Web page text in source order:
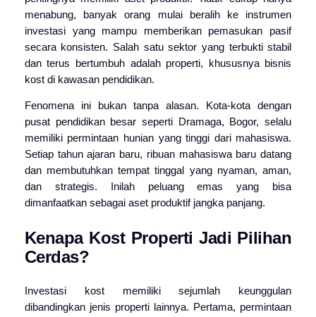
menabung, banyak orang mulai beralih ke instrumen
investasi yang mampu memberikan pemasukan pasif
secara konsisten. Salah satu sektor yang terbukti stabil
dan terus bertumbuh adalah properti, khususnya bisnis
kost di kawasan pendidikan.
Fenomena ini bukan tanpa alasan. Kota-kota dengan
pusat pendidikan besar seperti Dramaga, Bogor, selalu
memiliki permintaan hunian yang tinggi dari mahasiswa.
Setiap tahun ajaran baru, ribuan mahasiswa baru datang
dan membutuhkan tempat tinggal yang nyaman, aman,
dan strategis. Inilah peluang emas yang bisa
dimanfaatkan sebagai aset produktif jangka panjang.
Kenapa Kost Properti Jadi Pilihan
Cerdas?
Investasi kost memiliki sejumlah keunggulan
dibandingkan jenis properti lainnya. Pertama, permintaan